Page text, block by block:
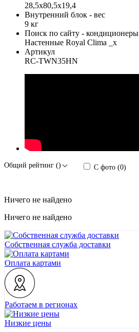
28,5x80,5x19,4
Внутренний блок - вес
9 кг
Поиск по сайту - кондиционеры
Настенные Royal Clima _x
Артикул
RC-TWN35HN
Общий рейтинг () С фото (0)
Ничего не найдено
Ничего не найдено
Собственная служба доставки
Оплата картами
Работаем в регионах
Низкие цены